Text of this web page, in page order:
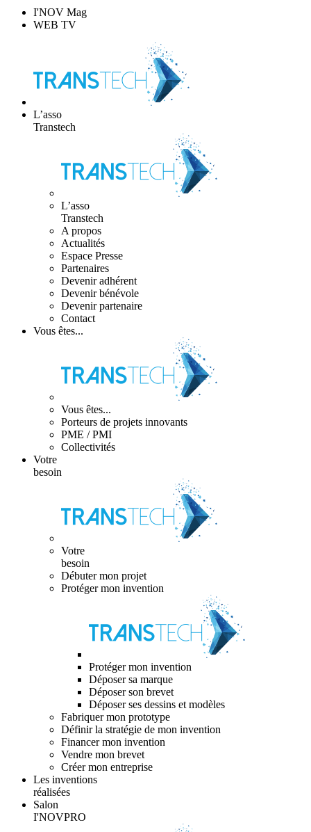
I'NOV Mag
WEB TV
L’asso
Transtech
L’asso
Transtech
A propos
Actualités
Espace Presse
Partenaires
Devenir adhérent
Devenir bénévole
Devenir partenaire
Contact
Vous êtes...
Vous êtes...
Porteurs de projets innovants
PME / PMI
Collectivités
Votre
besoin
Votre
besoin
Débuter mon projet
Protéger mon invention
Protéger mon invention
Déposer sa marque
Déposer son brevet
Déposer ses dessins et modèles
Fabriquer mon prototype
Définir la stratégie de mon invention
Financer mon invention
Vendre mon brevet
Créer mon entreprise
Les inventions
réalisées
Salon
I'NOVPRO